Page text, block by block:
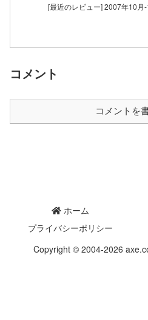
[最近のレビュー] 2007年10月-
コメント
コメントを
ホーム
プライバシーポリシー
Copyright © 2004-2026